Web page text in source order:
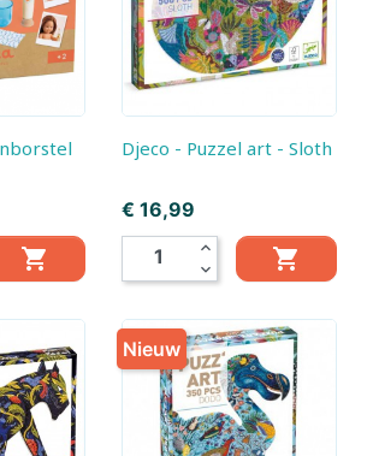

Djeco - Puzzel art - Sloth
Prijs
€ 16,99
expand_less
expand_more

Nieuw